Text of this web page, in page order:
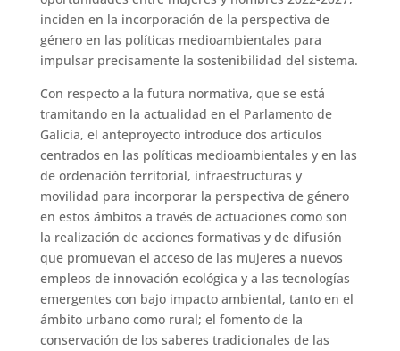
inciden en la incorporación de la perspectiva de
género en las políticas medioambientales para
impulsar precisamente la sostenibilidad del sistema.
Con respecto a la futura normativa, que se está
tramitando en la actualidad en el Parlamento de
Galicia, el anteproyecto introduce dos artículos
centrados en las políticas medioambientales y en las
de ordenación territorial, infraestructuras y
movilidad para incorporar la perspectiva de género
en estos ámbitos a través de actuaciones como son
la realización de acciones formativas y de difusión
que promuevan el acceso de las mujeres a nuevos
empleos de innovación ecológica y a las tecnologías
emergentes con bajo impacto ambiental, tanto en el
ámbito urbano como rural; el fomento de la
conservación de los saberes tradicionales de las